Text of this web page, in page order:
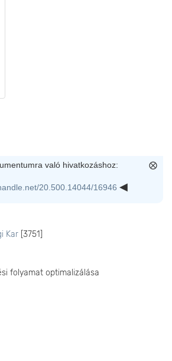
való hivatkozáshoz:
20.500.14044/16946
Kar [3751]
folyamat optimalizálása